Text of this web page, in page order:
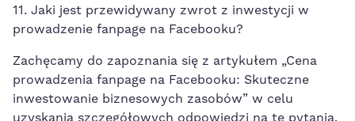
11. Jaki jest przewidywany zwrot z inwestycji w
prowadzenie fanpage na Facebooku?
Zachęcamy do zapoznania się z artykułem „Cena
prowadzenia fanpage na Facebooku: Skuteczne
inwestowanie biznesowych zasobów” w celu
uzyskania szczegółowych odpowiedzi na te pytania.